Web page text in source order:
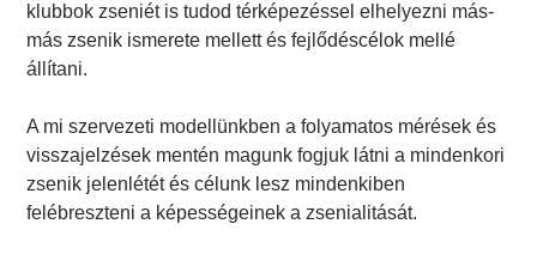
klubbok zseniét is tudod térképezéssel elhelyezni más-
más zsenik ismerete mellett és fejlődéscélok mellé
állítani.
A mi szervezeti modellünkben a folyamatos mérések és
visszajelzések mentén magunk fogjuk látni a mindenkori
zsenik jelenlétét és célunk lesz mindenkiben
felébreszteni a képességeinek a zsenialitását.